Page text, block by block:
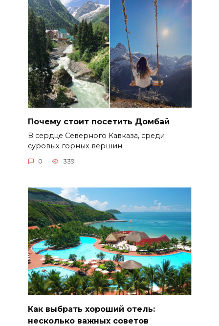
Почему стоит посетить Домбай
В сердце Северного Кавказа, среди
суровых горных вершин
0 339
Как выбрать хороший отель:
несколько важных советов